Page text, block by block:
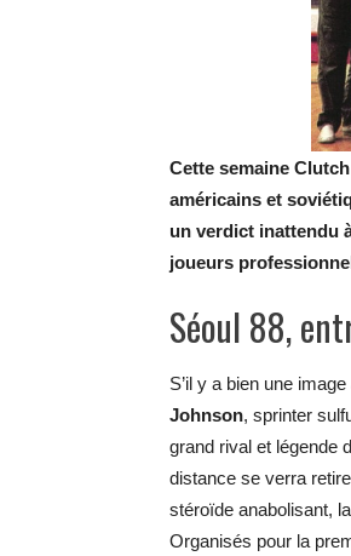
Cette semaine
américains et
un verdict inattendu
joueurs
Séoul 88,
S’il y a bien une
Johnson, sprinter
grand rival et légende
distance se verra
stéroïde anabolisant,
Organisés pour la